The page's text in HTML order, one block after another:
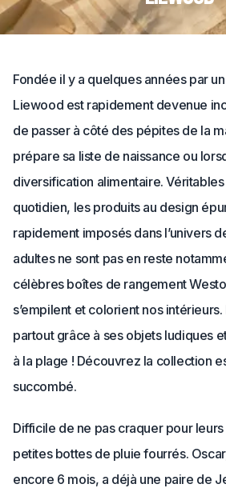
Fondée il y a quelques années par
Liewood est rapidement devenue
de passer à côté des pépites de la
prépare sa liste de naissance ou
diversification alimentaire.
quotidien, les produits au design
rapidement imposés dans l’univers
adultes ne sont pas en reste
célèbres boîtes de rangement
s’empilent et colorient nos
partout grâce à ses objets ludiques
à la plage ! Découvrez la collection
succombé.
Difficile de ne pas craquer pour
petites bottes de pluie fourrés.
encore 6 mois, a déjà une paire de